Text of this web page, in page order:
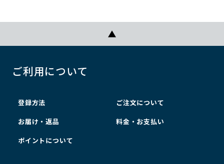
ご利用について
登録方法 ご注文について
お届け・返品 料金・お支払い
ポイントについて